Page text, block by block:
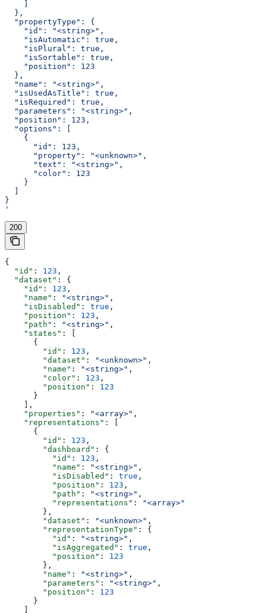
  },
  "propertyType": {
    "id": "<string>",
    "isAutomatic": true,
    "isPlural": true,
    "isSortable": true,
    "position": 123
  },
  "name": "<string>",
  "isUsedAsTitle": true,
  "isRequired": true,
  "parameters": "<string>",
  "position": 123,
  "options": [
    {
      "id": 123,
      "property": "<unknown>",
      "text": "<string>",
      "color": 123
    }
}
'
200
{
  "id"
: 123 ,
  "dataset"
: {
    "id"
: 123 ,
    "name"
: "<string>" ,
    "isDisabled"
: true ,
    "position"
: 123 ,
    "path"
: "<string>" ,
    "states"
: [
      {
        "id"
: 123 ,
        "dataset"
: "<unknown>" ,
        "name"
: "<string>" ,
        "color"
: 123 ,
        "position"
: 123
      }
    ],
    "properties"
: "<array>" ,
    "representations"
: [
      {
        "id"
: 123 ,
        "dashboard"
: {
          "id"
: 123 ,
          "name"
: "<string>" ,
          "isDisabled"
: true ,
          "position"
: 123 ,
          "path"
: "<string>" ,
          "representations"
:
"<array>"
        },
        "dataset"
: "<unknown>" ,
        "representationType"
: {
          "id"
: "<string>" ,
          "isAggregated"
: true ,
          "position"
: 123
        },
        "name"
: "<string>" ,
        "parameters"
: "<string>" ,
        "position"
: 123
      }